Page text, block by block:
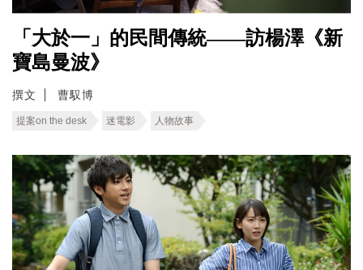
「大於一」的民間傳統——訪楊澤《新
寶島曼波》
撰文 曹馭博
提案on the desk 迷電影 人物故事